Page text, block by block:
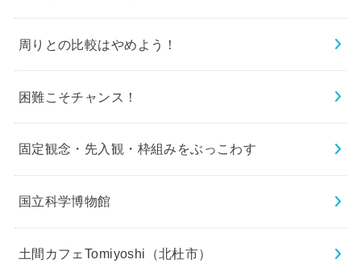
周りとの比較はやめよう！
困難こそチャンス！
固定観念・先入観・枠組みをぶっこわす
国立科学博物館
土間カフェTomiyoshi（北杜市）